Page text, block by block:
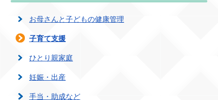
お母さんと子どもの健康管理
子育て支援
ひとり親家庭
妊娠・出産
手当・助成など